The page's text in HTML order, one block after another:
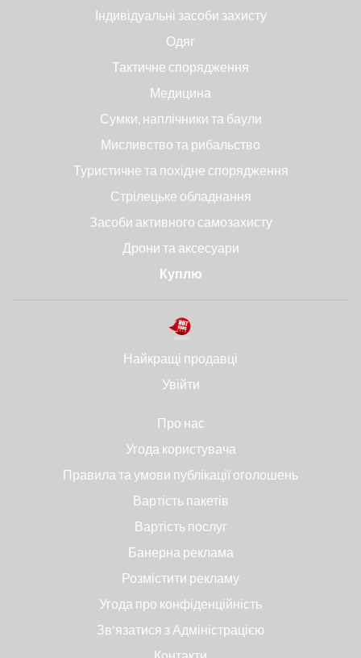
Індивідуальні засоби захисту
Одяг
Тактичне спорядження
Медицина
Сумки, наплічники та баули
Мисливство та рибальство
Туристичне та похідне спорядження
Стрілецьке обладнання
Засоби активного самозахисту
Дрони та аксесуари
Куплю
Найкращі продавці
Увійти
Про нас
Угода користувача
Правила та умови публікації оголошень
Вартість пакетів
Вартість послуг
Банерна реклама
Розмістити рекламу
Угода про конфіденційність
Зв'язатися з Адміністрацією